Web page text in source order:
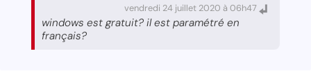
vendredi 24 juillet 2020 à 06h47
windows est gratuit? il est paramétré en
français?